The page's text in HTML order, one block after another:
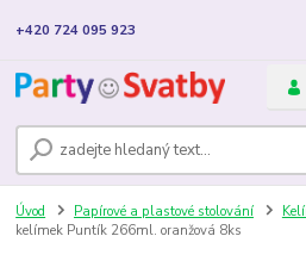
+420 724 095 923
Úvod Papírové a plastové stolování
kelímek Puntík 266ml. oranžová 8ks